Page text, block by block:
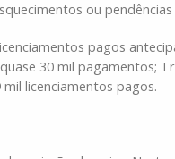
ou
pagos
30 mil pagamentos;
licenciamentos pagos.